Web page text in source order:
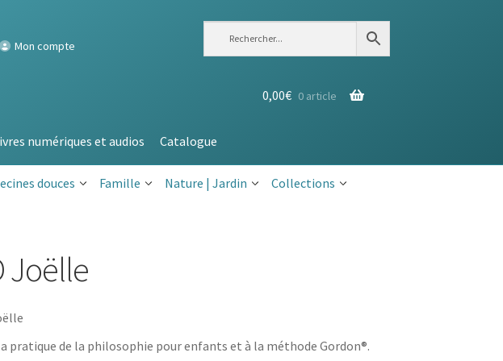
Mon compte
0,00€ 0 article
numériques et audios Catalogue
douces Famille Nature | Jardin Collections
Joëlle
pratique de la ­philosophie pour enfants et à la méthode Gordon®.